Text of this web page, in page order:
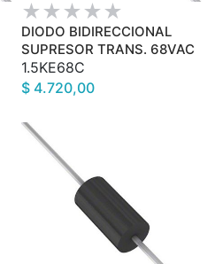
DIODO BIDIRECCIONAL
SUPRESOR TRANS. 68VAC
1.5KE68C
$ 4.720,00